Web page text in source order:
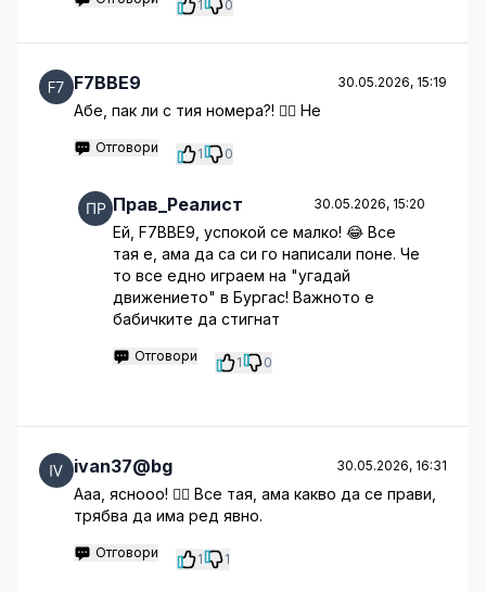
1 0
F7BBE9 30.05.2026, 15:19
Абе, пак ли с тия номера?! 🤦‍♂️ Не
Отговори 1 0
Прав_Реалист 30.05.2026, 15:20
Ей, F7BBE9, успокой се малко! 😂 Все
тая е, ама да са си го написали поне. Че
то все едно играем на "угадай
движението" в Бургас! Важното е
бабичките да стигнат
Отговори 1 0
ivan37@bg 30.05.2026, 16:31
Ааа, яснооо! 🤷‍♂️ Все тая, ама какво да се прави,
трябва да има ред явно.
Отговори 1 1